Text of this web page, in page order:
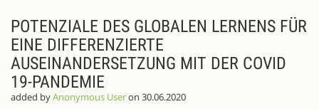
POTENZIALE DES GLOBALEN LERNENS FÜR
EINE DIFFERENZIERTE
AUSEINANDERSETZUNG MIT DER COVID
19-PANDEMIE
added byAnonymous Useron 30.06.2020